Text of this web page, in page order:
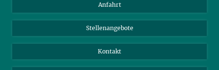
Anfahrt
Stellenangebote
Kontakt